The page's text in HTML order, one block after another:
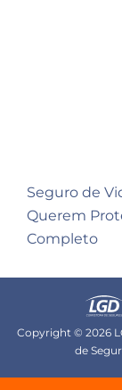
Seguro de
Querem
Completo
Copyright © 2026
de